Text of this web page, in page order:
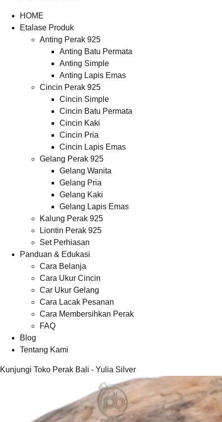
HOME
Etalase Produk
Anting Perak 925
Anting Batu Permata
Anting Simple
Anting Lapis Emas
Cincin Perak 925
Cincin Simple
Cincin Batu Permata
Cincin Kaki
Cincin Pria
Cincin Lapis Emas
Gelang Perak 925
Gelang Wanita
Gelang Pria
Gelang Kaki
Gelang Lapis Emas
Kalung Perak 925
Liontin Perak 925
Set Perhiasan
Panduan & Edukasi
Cara Belanja
Cara Ukur Cincin
Car Ukur Gelang
Cara Lacak Pesanan
Cara Membersihkan Perak
FAQ
Blog
Tentang Kami
Kunjungi Toko Perak Bali - Yulia Silver